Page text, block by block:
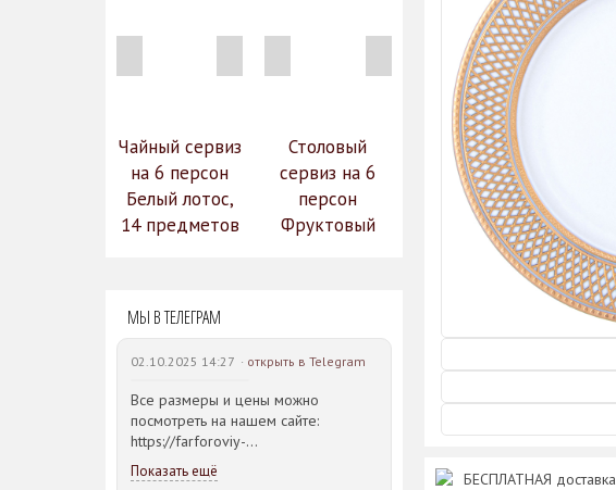
БЕСПЛАТНАЯ доставка
Чайный сервиз
на 6 персон
Белый лотос,
14 предметов
742 руб.
Столовый
сервиз на 6
персон
Фруктовый
МЫ В ТЕЛЕГРАМ
02.10.2025 14:27 · открыть в Telegram
Все размеры и цены можно
посмотреть на нашем сайте:
https://farforoviy-
dvorec.ru/catalog/brands/Bohemia_JIHLAVA/
Показать ещё